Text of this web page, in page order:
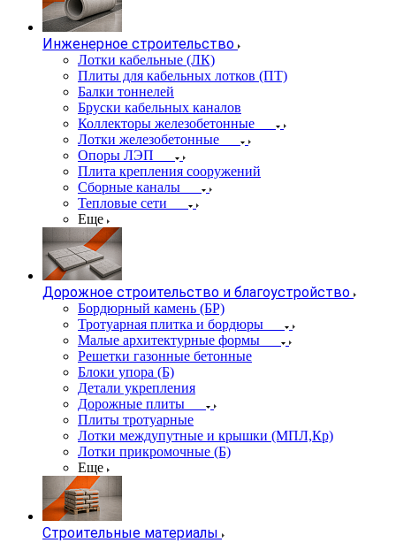
Инженерное строительство
Лотки кабельные (ЛК)
Плиты для кабельных лотков (ПТ)
Балки тоннелей
Бруски кабельных каналов
Коллекторы железобетонные
Лотки железобетонные
Опоры ЛЭП
Плита крепления сооружений
Сборные каналы
Тепловые сети
Еще
Дорожное строительство и благоустройство
Бордюрный камень (БР)
Тротуарная плитка и бордюры
Малые архитектурные формы
Решетки газонные бетонные
Блоки упора (Б)
Детали укрепления
Дорожные плиты
Плиты тротуарные
Лотки междупутные и крышки (МПЛ,Кр)
Лотки прикромочные (Б)
Еще
Строительные материалы